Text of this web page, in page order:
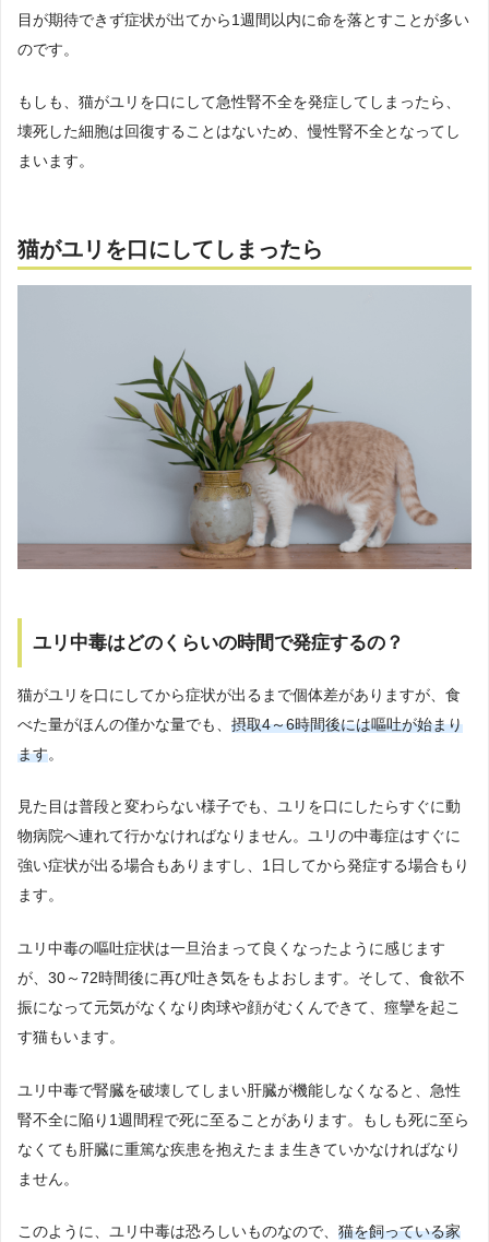
目が期待できず症状が出てから1週間以内に命を落とすことが多い
のです。
もしも、猫がユリを口にして急性腎不全を発症してしまったら、
壊死した細胞は回復することはないため、慢性腎不全となってし
まいます。
猫がユリを口にしてしまったら
ユリ中毒はどのくらいの時間で発症するの？
猫がユリを口にしてから症状が出るまで個体差がありますが、食
べた量がほんの僅かな量でも、 摂取4～6時間後には嘔吐が始まり
ます。
見た目は普段と変わらない様子でも、ユリを口にしたらすぐに動
物病院へ連れて行かなければなりません。ユリの中毒症はすぐに
強い症状が出る場合もありますし、1日してから発症する場合もり
ます。
ユリ中毒の嘔吐症状は一旦治まって良くなったように感じます
が、30～72時間後に再び吐き気をもよおします。そして、食欲不
振になって元気がなくなり肉球や顔がむくんできて、痙攣を起こ
す猫もいます。
ユリ中毒で腎臓を破壊してしまい肝臓が機能しなくなると、急性
腎不全に陥り1週間程で死に至ることがあります。もしも死に至ら
なくても肝臓に重篤な疾患を抱えたまま生きていかなければなり
ません。
このように、ユリ中毒は恐ろしいものなので、 猫を飼っている家